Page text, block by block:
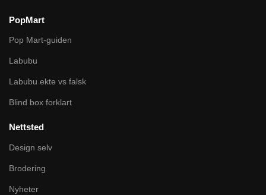
PopMart
Pop Mart-guiden
Labubu
Labubu ekte vs falsk
Blind box forklart
Nettsted
Design selv
Brodering
Nyheter